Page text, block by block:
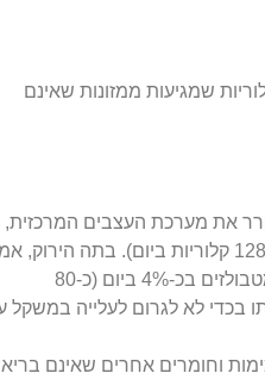
שמגיעות ממזונות שאינם
את מערכת העצבים המרכזית,
שכוס הקפה או התה היומית שלכם יכולה להגביר את חילוף החומרים עד 5-8% (עד כדי 128 קלוריות ביום). בתה
אין הרבה קפאין, אך יש בו קטחינים שהם נוגדי חמצון מעולים וגם יכולים להעלות את המטבולזים בכ-4% ביום (כ-80
בכדי לא לגרום לעלייה במשקל
וחומרים אחרים שאינם